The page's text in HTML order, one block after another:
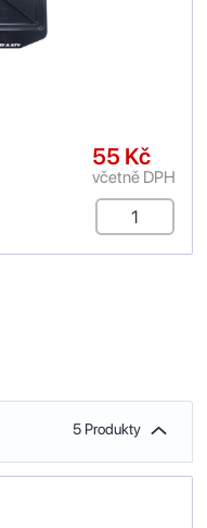
55 Kč
včetně DPH
5 Produkty